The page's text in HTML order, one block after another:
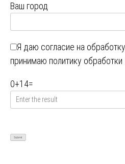
Ваш город
Я даю согласие на
принимаю политику
0+14=